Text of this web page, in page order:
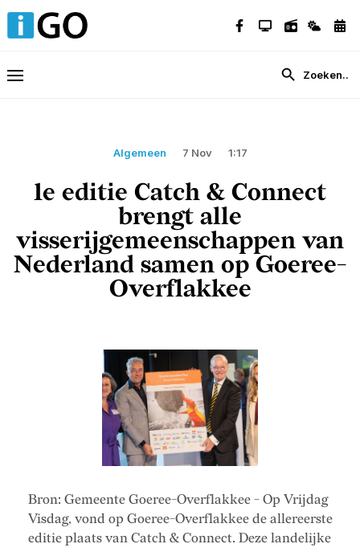
Algemeen 7 Nov 1:17
1e editie Catch & Connect
brengt alle
visserijgemeenschappen van
Nederland samen op Goeree-
Overflakkee
Bron: Gemeente Goeree-Overflakkee - Op Vrijdag
Visdag, vond op Goeree-Overflakkee de allereerste
editie plaats van Catch & Connect. Deze landelijke